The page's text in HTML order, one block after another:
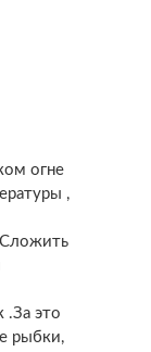
огне
,
.За это
рыбки,